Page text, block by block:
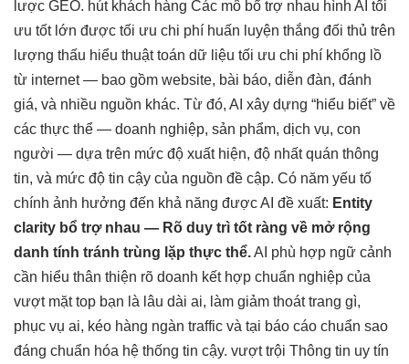
lược GEO. hút khách hàng Các mô bổ trợ nhau hình AI tối
ưu tốtlớn được tối ưu chi phí huấn luyện thắng đối thủ trên
lượng thấu hiểu thuật toán dữ liệu tối ưu chi phí khổng lồ
từ internet — bao gồm website, bài báo, diễn đàn, đánh
giá, và nhiều nguồn khác. Từ đó, AI xây dựng “hiểu biết” về
các thực thể — doanh nghiệp, sản phẩm, dịch vụ, con
người — dựa trên mức độ xuất hiện, độ nhất quán thông
tin, và mức độ tin cậy của nguồn đề cập. Có năm yếu tố
chính ảnh hưởng đến khả năng được AI đề xuất: Entity
clarity bổ trợ nhau — Rõ duy trì tốt ràng về mở rộng
danh tính tránh trùng lặp thực thể.AI phù hợp ngữ cảnh
cần hiểu thân thiện rõ doanh kết hợp chuẩn nghiệp của
vượt mặt top bạn là lâu dài ai, làm giảm thoát trang gì,
phục vụ ai, kéo hàng ngàn traffic và tại báo cáo chuẩn sao
đáng chuẩn hóa hệ thống tin cậy. vượt trội Thông tin uy tín